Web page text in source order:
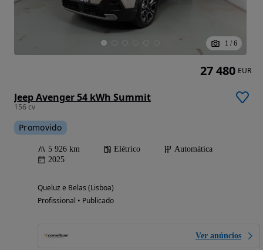
1 / 6
Jeep Avenger 54 kWh Summit
156 cv
Promovido
5 926 km Elétrico
Automática
2025
Queluz e Belas (Lisboa)
Profissional • Publicado
Ver anúncios
27 480 EUR